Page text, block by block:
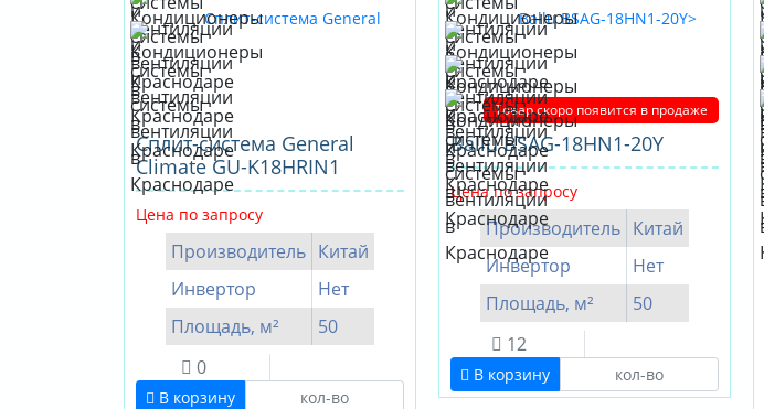
Сплит-система General
Climate GU-K18HRIN1
Цена по запросу
Производитель Китай
Инвертор
Нет
Площадь, м²
50
0
В корзину
Товар скоро появится в продаже
Ballu BSAG-18HN1-20Y
Цена по запросу
Производитель Китай
Инвертор
Нет
Площадь, м²
50
12
В корзину